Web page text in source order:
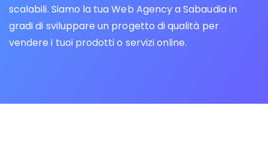
scalabili. Siamo la tua Web Agency a Sabaudia in
gradi di sviluppare un progetto di qualità per
vendere i tuoi prodotti o servizi online.